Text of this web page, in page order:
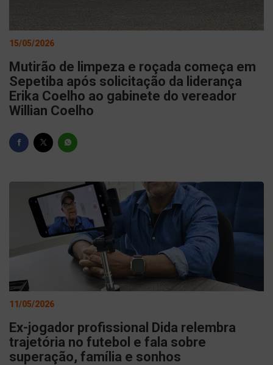
15/05/2026
Mutirão de limpeza e roçada começa em
Sepetiba após solicitação da liderança
Erika Coelho ao gabinete do vereador
Willian Coelho
11/05/2026
Ex-jogador profissional Dida relembra
trajetória no futebol e fala sobre
superação, família e sonhos